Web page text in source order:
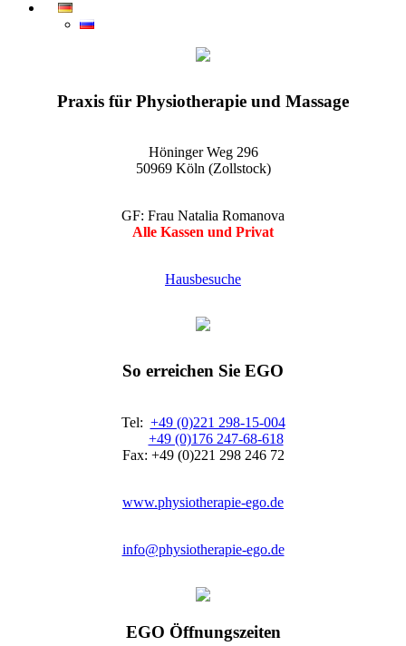
Praxis für Physiotherapie und Massage
Höninger Weg 296
50969 Köln (Zollstock)
GF: Frau Natalia Romanova
Alle Kassen und Privat
Hausbesuche
So erreichen Sie EGO
Tel: +49 (0)221 298-15-004
+49 (0)176 247-68-618
Fax: +49 (0)221 298 246 72
www.physiotherapie-ego.de
info@physiotherapie-ego.de
EGO Öffnungszeiten